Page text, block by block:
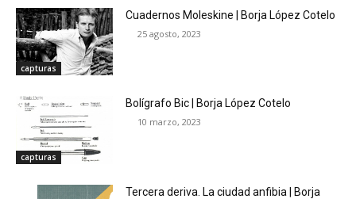
capturas
Cuadernos Moleskine | Borja López Cotelo
25 agosto, 2023
capturas
Bolígrafo Bic | Borja López Cotelo
10 marzo, 2023
Tercera deriva. La ciudad anfibia | Borja